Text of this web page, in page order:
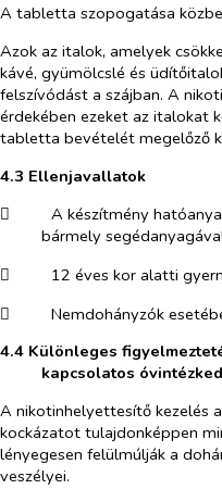
A tabletta szopogatása
Azok az italok, amelyek
kávé, gyümölcslé és
felszívódást a szájban. A
érdekében ezeket az italokat
tabletta bevételét megelőző
4.3 Ellenjavallatok
​
A készítmény
bármely
​
12 éves kor alatti
​
Nemdohányzók
4.4 Különleges
kapcsolatos
A nikotinhelyettesítő kezelés
kockázatot tulajdonképpen
lényegesen felülmúlják a
veszélyei.